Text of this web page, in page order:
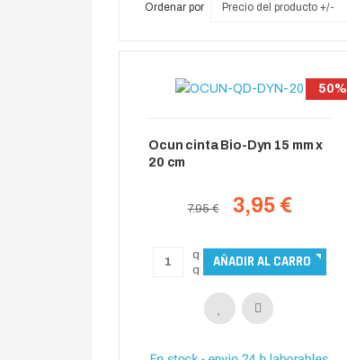
Ordenar por Precio del producto +/-
50%
Ocun cinta Bio-Dyn 15 mm x
20 cm
7.95 € 3,95 €